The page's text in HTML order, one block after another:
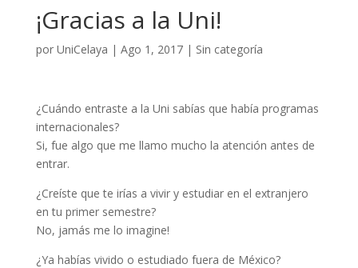
¡Gracias a la Uni!
por UniCelaya | Ago 1, 2017| Sin categoría
¿Cuándo entraste a la Uni sabías que había programas
internacionales?
Si, fue algo que me llamo mucho la atención antes de
entrar.
¿Creíste que te irías a vivir y estudiar en el extranjero
en tu primer semestre?
No, jamás me lo imagine!
¿Ya habías vivido o estudiado fuera de México?